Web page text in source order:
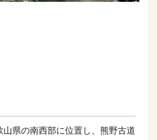
山県の南西部に位置し、熊野古道